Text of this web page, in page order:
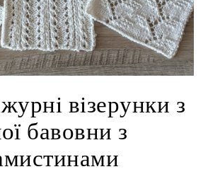
вiзерунки з
бавовни з